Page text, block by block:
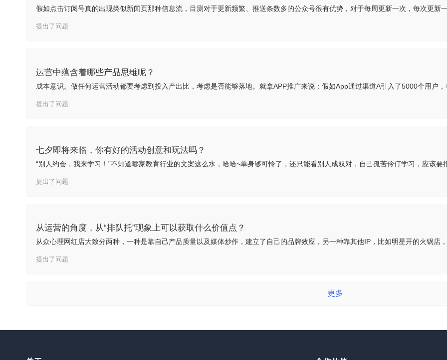
提出了问题
运营中蕴含着哪些产品思维呢？
提出了问题
七夕即将来临，你有好的活动创意和玩法吗？
提出了问题
从运营的角度，从“排队托”现象上可以获取什么价值点？
提出了问题
更多